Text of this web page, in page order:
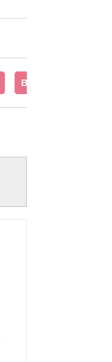
BEYOND 学芸大学店